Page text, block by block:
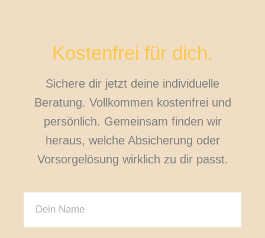
Kostenfrei für dich.
Sichere dir jetzt deine individuelle
Beratung. Vollkommen kostenfrei und
persönlich. Gemeinsam finden wir
heraus, welche Absicherung oder
Vorsorgelösung wirklich zu dir passt.